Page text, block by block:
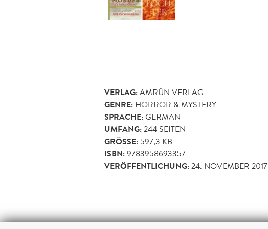
VERLAG:AMRÛN VERLAG
GENRE: HORROR & MYSTERY
SPRACHE:GERMAN
UMFANG:244 SEITEN
GRÖSSE: 597,3 KB
ISBN:9783958693357
VERÖFFENTLICHUNG:24. NOVEMBER 2017